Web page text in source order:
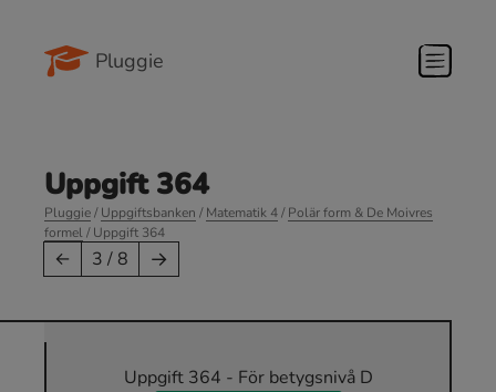
Pluggie
Uppgift 364
Pluggie/Uppgiftsbanken /Matematik 4/Polär form & De Moivres
formel / Uppgift 364
← 3 / 8 →
Uppgift 364 - För betygsnivå D